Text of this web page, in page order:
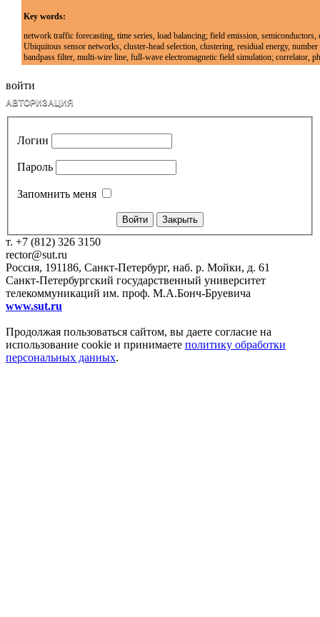
Key words:
network traffic forecasting, time series, load balancing; field emission,
Ubiquitous sensor networks, cluster-head selection, clustering, residual energy,
bandpass filter, multi-wire line, full-wave electromagnetic field simulation; correlator,
войти
АВТОРИЗАЦИЯ
Логин
Пароль
Запомнить меня
Закрыть
т. +7 (812) 326 3150
rector@sut.ru
Россия, 191186, Санкт-Петербург, наб. р. Мойки, д. 61
Санкт-Петербургский государственный университет
телекоммуникаций им. проф. М.А.Бонч-Бруевича
www.sut.ru
Продолжая пользоваться сайтом, вы даете согласие на
использование cookie и принимаете политику обработки
персональных данных.